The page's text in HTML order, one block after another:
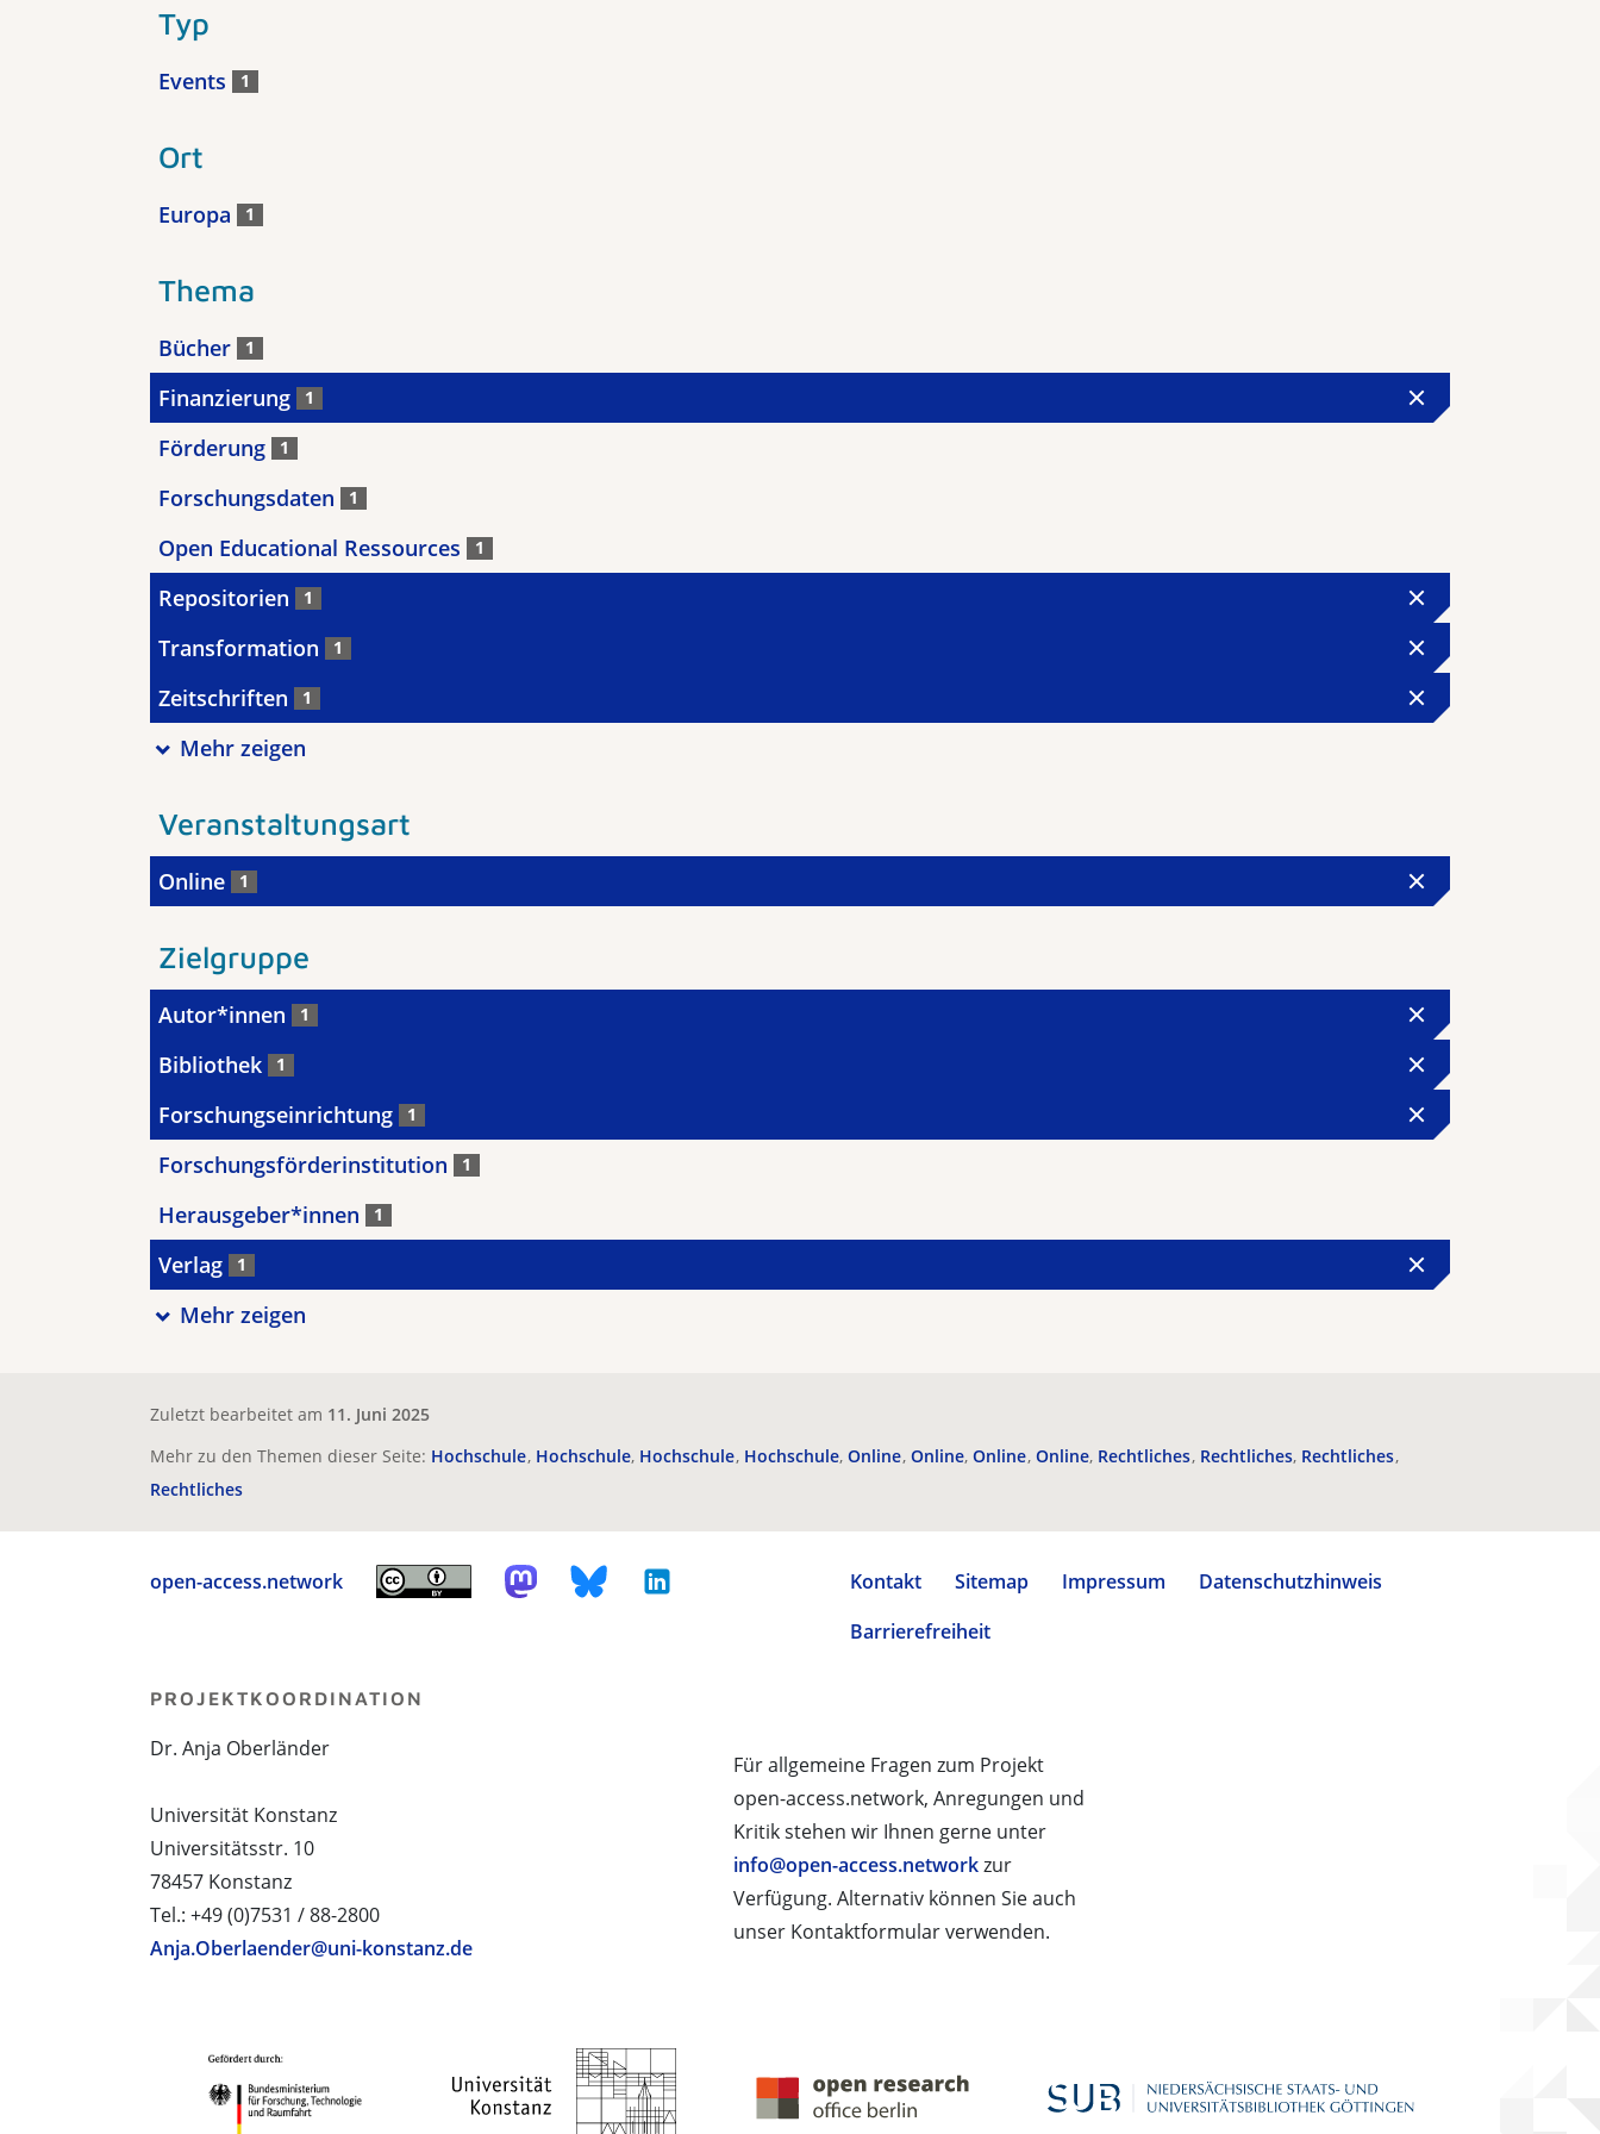
Typ
Events 1
Ort
Europa 1
Thema
Bücher 1
Finanzierung 1
Förderung 1
Forschungsdaten 1
Open Educational Ressources 1
Repositorien 1
Transformation 1
Zeitschriften 1
Mehr zeigen
Veranstaltungsart
Online 1
Zielgruppe
Autor*innen 1
Bibliothek 1
Forschungseinrichtung 1
Forschungsförderinstitution 1
Herausgeber*innen 1
Verlag 1
Mehr zeigen
Zuletzt bearbeitet am 11. Juni 2025
Mehr zu den Themen dieser Seite: Hochschule Hochschule Hochschule Hochschule Online Online Online Online Rechtliches Rechtliches Rechtliches
Rechtliches
open-access.network Kontakt Sitemap Impressum
Datenschutzhinweis
Barrierefreiheit
Für allgemeine Fragen zum Projekt
open-access.network, Anregungen und
Kritik stehen wir Ihnen gerne unter
info@open-access.networkzur
Verfügung. Alternativ können Sie auch
unser Kontaktformular verwenden.
PROJEKTKOORDINATION
Dr. Anja Oberländer
Universität Konstanz
Universitätsstr. 10
78457 Konstanz
Tel.: +49 (0)7531 / 88-2800
Anja.Oberlaender@uni-konstanz.de